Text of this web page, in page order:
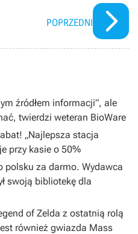
POPRZEDNI
źródłem informacji”, ale
twierdzi weteran BioWare
„Najlepsza stacja
przy kasie o 50%
polsku za darmo. Wydawca
swoją bibliotekę dla
of Zelda z ostatnią rolą
również gwiazda Mass